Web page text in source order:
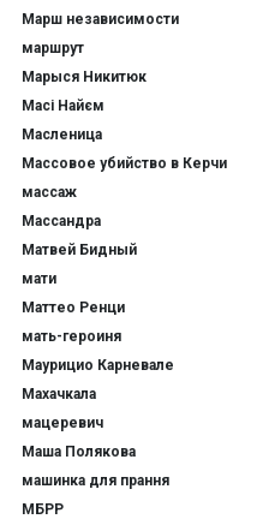
Марш независимости
маршрут
Марыся Никитюк
Масі Найєм
Масленица
Массовое убийство в Керчи
массаж
Массандра
Матвей Бидный
мати
Маттео Ренци
мать-героиня
Маурицио Карневале
Махачкала
мацеревич
Маша Полякова
машинка для прання
МБРР